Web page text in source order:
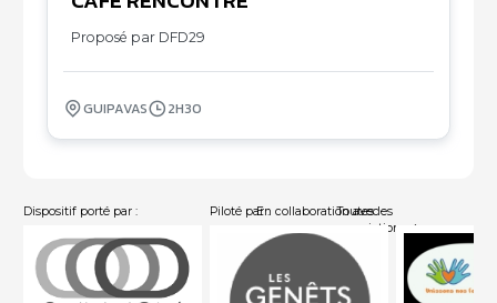
Proposé par DFD29
GUIPAVAS 2H30
Dispositif porté par : Piloté par :En collaboration avec :
Toutes les
associations